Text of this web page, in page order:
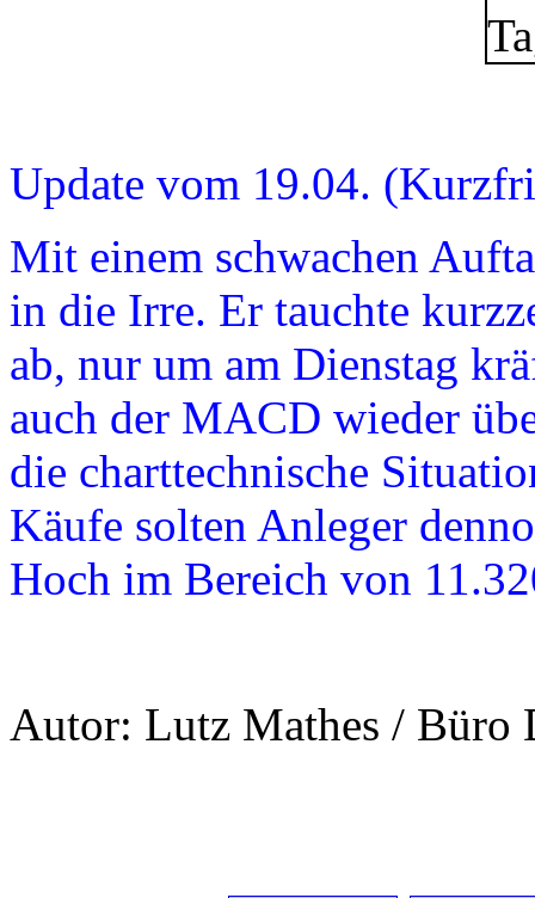
Update vom 19.04.
Mit einem schwachen
in die Irre. Er tauchte
ab, nur um am Dienstag
auch der MACD wieder
die charttechnische
Käufe solten Anleger
Hoch im Bereich von
Autor: Lutz Mathes / Büro